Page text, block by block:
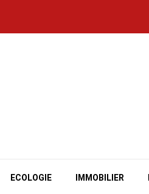
ECOLOGIE IMMOBILIER